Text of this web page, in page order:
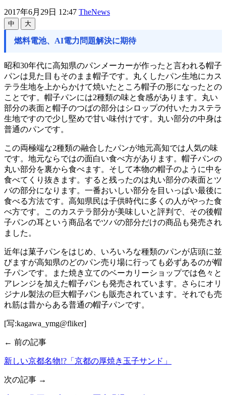
2017年6月29日 12:47 TheNews
中 大
燃料電池、AI電力問題解決に期待
昭和30年代に高知県のパンメーカーが作ったと言われる帽子
パンは見た目もそのまま帽子です。丸くしたパン生地にカス
テラ生地を上からかけて焼いたところ帽子の形になったとの
ことです。帽子パンには2種類の味と食感があります。丸い
部分の表面と帽子のつばの部分はシロップの付いたカステラ
生地ですので少し堅めで甘い味付けです。丸い部分の中身は
普通のパンです。
この両極端な2種類の融合したパンが地元高知では人気の味
です。地元ならではの面白い食べ方があります。帽子パンの
丸い部分を裏から食べます。そして本物の帽子のように中を
食べてくり抜きます。すると残ったのは丸い部分の表面とツ
バの部分になります。一番おいしい部分を目いっぱい最後に
食べる方法です。高知県民は子供時代に多くの人がやった食
べ方です。このカステラ部分が美味しいと評判で、その後帽
子パンの耳という商品名でツバの部分だけの商品も発売され
ました。
近年は菓子パンをはじめ、いろいろな種類のパンが店頭に並
びますが高知県のどのパン売り場に行っても必ずあるのが帽
子パンです。また焼き立てのベーカリーショップでは色々と
アレンジを加えた帽子パンも発売されています。さらにオリ
ジナル製法の巨大帽子パンも販売されています。それでも売
れ筋は昔からある普通の帽子パンです。
[写:kagawa_ymg@fliker]
← 前の記事
新しい京都名物!?「京都の厚焼き玉子サンド」
次の記事 →